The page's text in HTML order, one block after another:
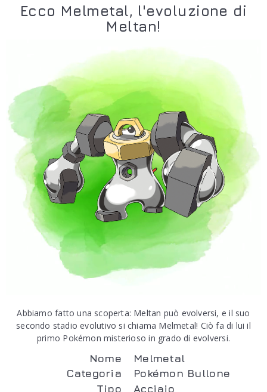
Melmetal
Pokémon Go
Il pacco sorpresa
Ecco Melmetal, l'evoluzione di
Meltan!
Abbiamo fatto una scoperta: Meltan può evolversi, e il suo
secondo stadio evolutivo si chiama Melmetal! Ciò fa di lui il
primo Pokémon misterioso in grado di evolversi.
Nome
Melmetal
Categoria
Pokémon Bullone
Tipo
Acciaio